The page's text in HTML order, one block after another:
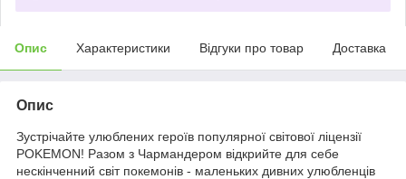
Опис Характеристики Відгуки про товар Доставка
Опис
Зустрічайте улюблених героїв популярної світової ліцензії
POKEMON! Разом з Чармандером відкрийте для себе
нескінченний світ покемонів - маленьких дивних улюбленців